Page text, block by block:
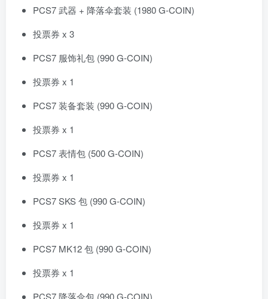
PCS7 武器 + 降落伞套装 (1980 G-COIN)
投票券 x 3
PCS7 服饰礼包 (990 G-COIN)
投票券 x 1
PCS7 装备套装 (990 G-COIN)
投票券 x 1
PCS7 表情包 (500 G-COIN)
投票券 x 1
PCS7 SKS 包 (990 G-COIN)
投票券 x 1
PCS7 MK12 包 (990 G-COIN)
投票券 x 1
PCS7 降落伞包 (990 G-COIN)